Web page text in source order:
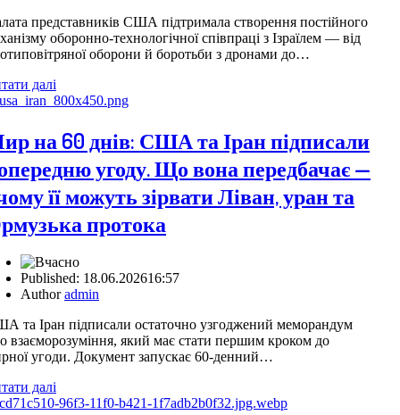
представників США підтримала створення постійного
оборонно-технологічної співпраці з Ізраїлем — від
оборони й боротьби з дронами до…
далі
на 60 днів: США та Іран підписали
угоду. Що вона передбачає —
її можуть зірвати Ліван, уран та
протока
Published: 18.06.202616:57
Authoradmin
та Іран підписали остаточно узгоджений меморандум
взаєморозуміння, який має стати першим кроком до
угоди. Документ запускає 60-денний…
далі